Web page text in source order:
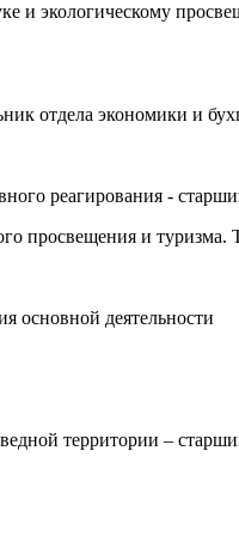
и экологическому
отдела экономики и
реагирования -
просвещения и туризма.
основной деятельности
территории –